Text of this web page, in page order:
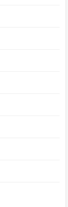
形，永难消
着深厚的情
宇轩，闯入